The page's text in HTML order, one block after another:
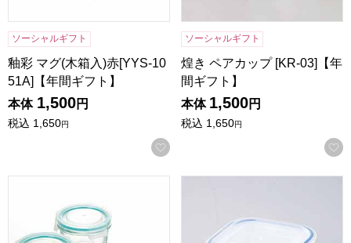
ソーシャルギフト
釉彩 マグ(木箱入)赤[YYS-10
51A]【年間ギフト】
本体 1,500円
税込 1,650円
お気に入りに登録する
ソーシャルギフト
煌き ペアカップ [KR-03]【年
間ギフト】
本体 1,500円
税込 1,650円